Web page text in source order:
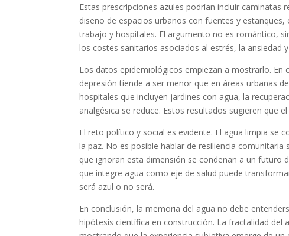
Estas prescripciones azules podrían incluir
diseño de espacios urbanos con fuentes y
trabajo y hospitales. El argumento no es romántico,
los costes sanitarios asociados al estrés, la ansiedad
Los datos epidemiológicos empiezan a mostrarlo.
depresión tiende a ser menor que en áreas urbanas
hospitales que incluyen jardines con agua, la
analgésica se reduce. Estos resultados sugieren que
El reto político y social es evidente. El agua limpia se
la paz. No es posible hablar de resiliencia
que ignoran esta dimensión se condenan a un futuro
que integre agua como eje de salud puede
será azul o no será.
En conclusión, la memoria del agua no debe
hipótesis científica en construcción. La fractalidad del